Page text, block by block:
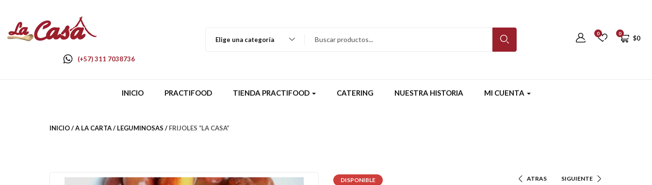
(+57) 311 7038736
Elige una categoría
0
$0
0
INICIO PRACTIFOOD TIENDA PRACTIFOOD CATERING NUESTRA HISTORIA MI CUENTA
INICIO A LA CARTA LEGUMINOSAS FRIJOLES “LA CASA”
DISPONIBLE ATRAS SIGUIENTE